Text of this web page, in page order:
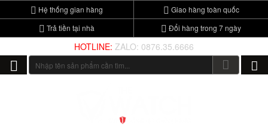
Hệ thống gian hàng
Giao hàng toàn quốc
Trả tiền tại nhà
Đổi hàng trong 7 ngày
HOTLINE: ZALO: 0876.35.6666